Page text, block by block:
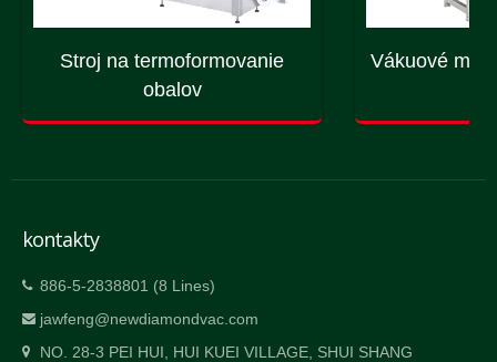
Stroj na termoformovanie
obalov
Vákuové
kontakty
886-5-2838801 (8 Lines)
jawfeng@newdiamondvac.com
NO. 28-3 PEI HUI, HUI KUEI VILLAGE, SHUI SHANG